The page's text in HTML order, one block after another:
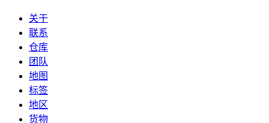
关于
联系
仓库
团队
地图
标签
地区
货物